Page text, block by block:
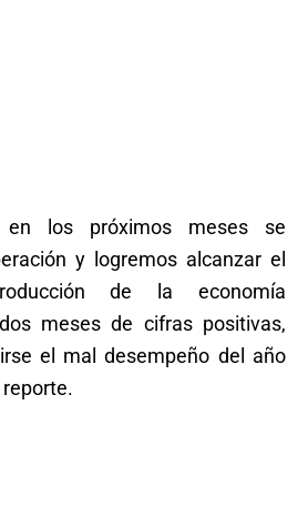
en los próximos meses se
y logremos alcanzar el
de la economía
meses de cifras positivas,
el mal desempeño del año